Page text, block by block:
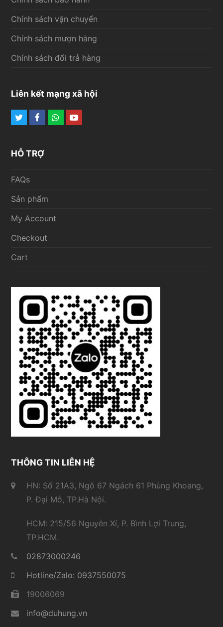
Chính sách vận chuyển
Chính sách mượn hàng
Chính sách đổi trả hàng
Liên kết mạng xã hội
TwitterFacebook
Whatsapp
Youtube
HỖ TRỢ
FAQs
Sản phẩm
My Account
Checkout
Cart
THÔNG TIN LIÊN HỆ
HN: Số 21A3, Ngõ 67 Ngách 61 Phùng Khoang,
P. Đại Mỗ, TP.Hà Nội.
HCM: 215/56 Nguyễn Xí, P. Bình Lợi Trung,
TP.HCM.
02873000246
Hotline/Zalo: 0937550075
19006069
info@duhung.vn